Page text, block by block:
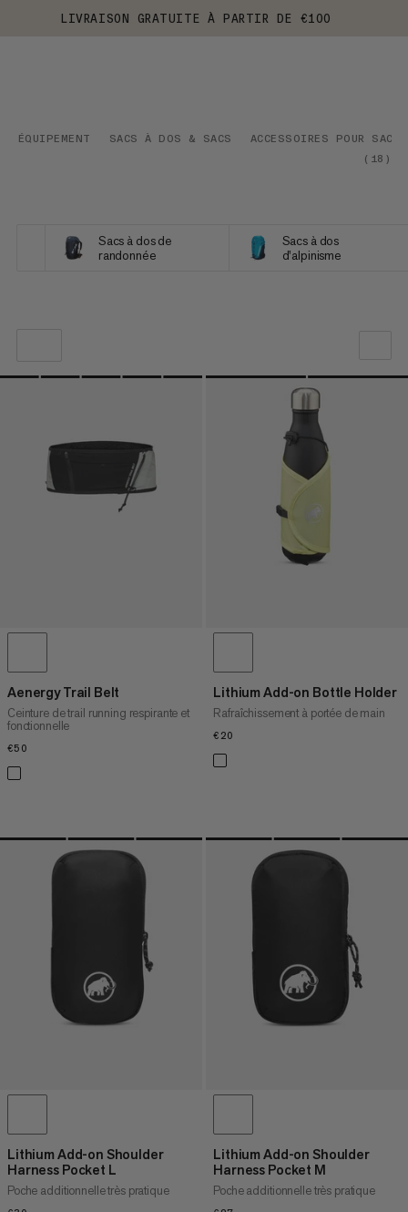
LIVRAISON GRATUITE À PARTIR DE €100
ÉQUIPEMENT SACS À DOS & SACS
ACCESSOIRES POUR SACS
( 18 )
Sacs à dos de
randonnée
Sacs à dos
d'alpinisme
NOTRE SELECTION
PRIX CROISSANT
PRIX DÉCROISSANT
ÉVALUATION
Aenergy Trail Belt
Ceinture de trail running respirante et
fonctionnelle
€50
Lithium Add-on Bottle Holder
Rafraîchissement à portée de main
€20
Lithium Add-on Shoulder
Harness Pocket L
Poche additionnelle très pratique
Lithium Add-on Shoulder
Harness Pocket M
Poche additionnelle très pratique